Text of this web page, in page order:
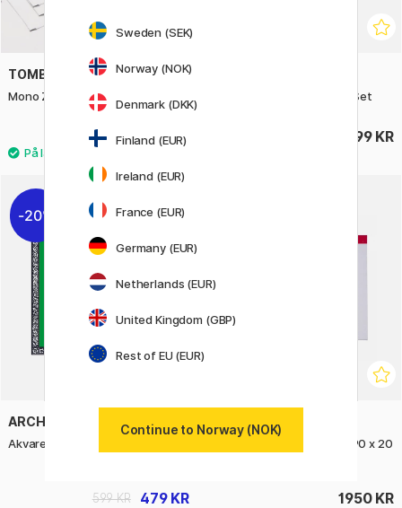
TOMBOW
Mono Zero Viskepenn Rund Vit
50 KR
Soft Pastel Pan 80 Color Set
8499 KR
20%
ARCHES
Akvarellblokk CP 300g 20×20cm
479 KR
599 KR
AMSTERDAM
Akrylfarge Standard Set 90 x 20
1950 KR
Sweden (SEK)
Norway (NOK)
Denmark (DKK)
Finland (EUR)
Ireland (EUR)
France (EUR)
Germany (EUR)
Netherlands (EUR)
United Kingdom (GBP)
Rest of EU (EUR)
Continue to Norway (NOK)